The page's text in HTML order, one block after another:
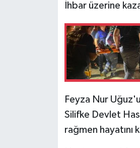
İhbar üzerine
Feyza Nur
Silifke Devlet
rağmen hayatını